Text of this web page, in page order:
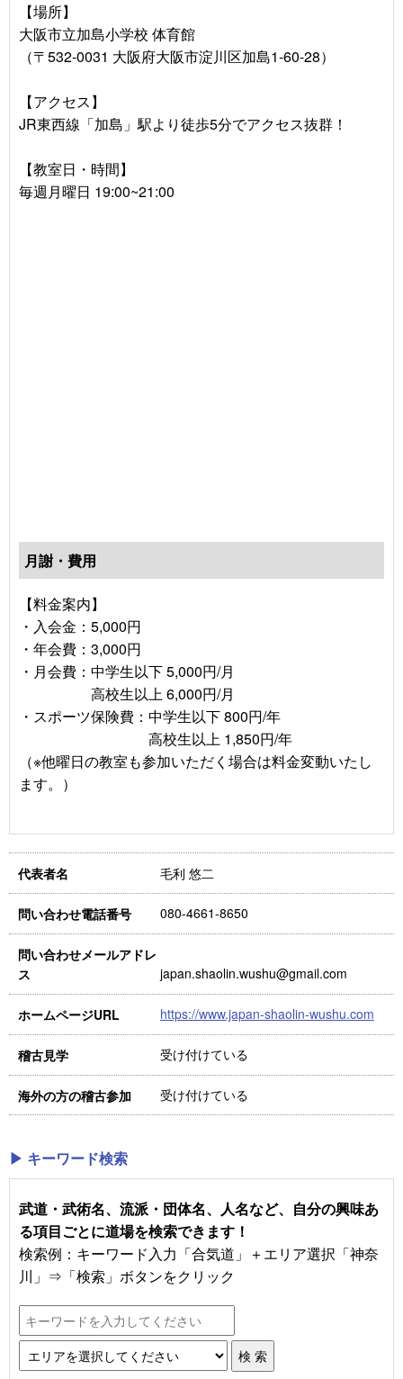
【場所】
大阪市立加島小学校 体育館
（〒532-0031 大阪府大阪市淀川区加島1-60-28）
【アクセス】
JR東西線「加島」駅より徒歩5分でアクセス抜群！
【教室日・時間】
毎週月曜日 19:00~21:00
月謝・費用
【料金案内】
・入会金：5,000円
・年会費：3,000円
・月会費：中学生以下 5,000円/月
高校生以上 6,000円/月
・スポーツ保険費：中学生以下 800円/年
高校生以上 1,850円/年
（※他曜日の教室も参加いただく場合は料金変動いたし
ます。）
代表者名 毛利 悠二
問い合わせ電話番号 080-4661-8650
問い合わせメールアドレ
ス
japan.shaolin.wushu@gmail.com
ホームページURL https://www.japan-shaolin-wushu.com
稽古見学 受け付けている
海外の方の稽古参加 受け付けている
▶ キーワード検索
武道・武術名、流派・団体名、人名など、自分の興味あ
る項目ごとに道場を検索できます！
検索例：キーワード入力「合気道」＋エリア選択「神奈
川」⇒「検索」ボタンをクリック